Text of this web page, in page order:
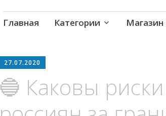
Skip
Главная Категории Магазин
27.07.2020
🔵 Каковы